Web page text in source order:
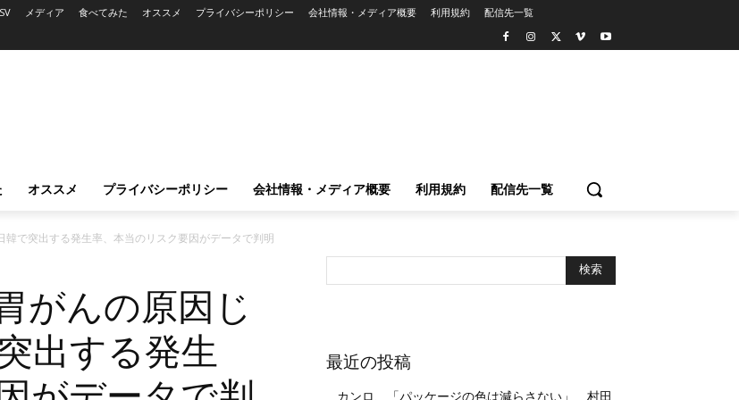
メディア 食べてみた オススメ プライバシーポリシー 会社情報・メディア概要 利用規約 配信先一覧
オススメ プライバシーポリシー 会社情報・メディア概要 利用規約 配信先一覧
韓で突出する発生率、本当のリスク要因がデータで判明
がんの原因じ
出する発生
最近の投稿
カンロ、「パッケージの色は減らさない」 村田